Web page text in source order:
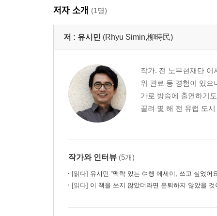
10월 유신에서 10·26까지
10·26에서 6월 민주항쟁까지
민주화 이후의 민주주의
제5장 사회문화의 급진적 변화: 단색의 병영에서
늙어가는 대한민국
가족계획과 기생충 박멸
민둥산을 금수강산으로
금서, 금지곡, 국민교육헌장
레드 콤플렉스
장성택과 이석기
저자 소개 (1명)
저 : 유시민 (Rhyu Simin,柳時民)
작가. 전 노무현재단
위 관료 등 경험이 있
가로 방송에 출연하기
끌려 몇 해 전 유럽 도
작가와 인터뷰 (5개)
[읽다] 유시민 “맥락 있는 여행 에세이, 쓰고 싶었어
[읽다] 이 책을 쓰지 않았더라면 은퇴하지 않았을 것